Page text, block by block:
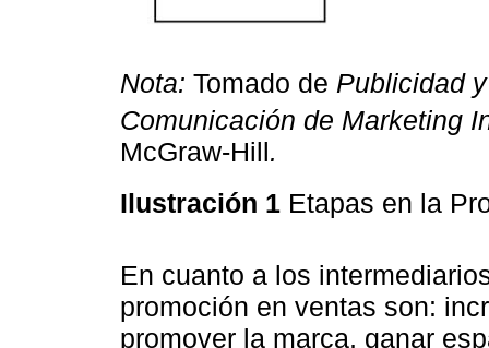
Nota: Tomado de Publicidad
Comunicación de Marketing
McGraw-Hill.
Ilustración 1 Etapas en la
En cuanto a los
promoción en ventas son:
promover la marca, ganar